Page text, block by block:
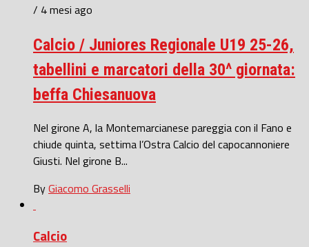
/ 4 mesi ago
Calcio / Juniores Regionale U19 25-26,
tabellini e marcatori della 30^ giornata:
beffa Chiesanuova
Nel girone A, la Montemarcianese pareggia con il Fano e
chiude quinta, settima l’Ostra Calcio del capocannoniere
Giusti. Nel girone B...
ByGiacomo Grasselli
Calcio